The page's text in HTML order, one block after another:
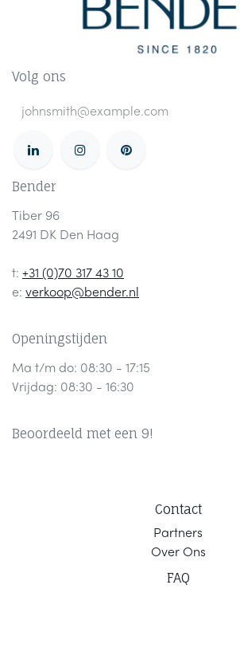
Volg ons
Bender
Tiber 96
2491 DK Den Haag
t: +31 (0)70 317 43 10
e: verkoop@bender.nl
Openingstijden
Ma t/m do: 08:30 - 17:15
Vrijdag: 08:30 - 16:30
Beoordeeld met een 9!
Contact
Partners
Over Ons
FAQ